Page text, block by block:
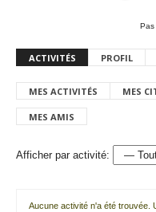
Pas
ACTIVITÉS PROFIL
MES ACTIVITÉS MES
MES AMIS
Afficher par activité:
Aucune activité n'a été trouvée.